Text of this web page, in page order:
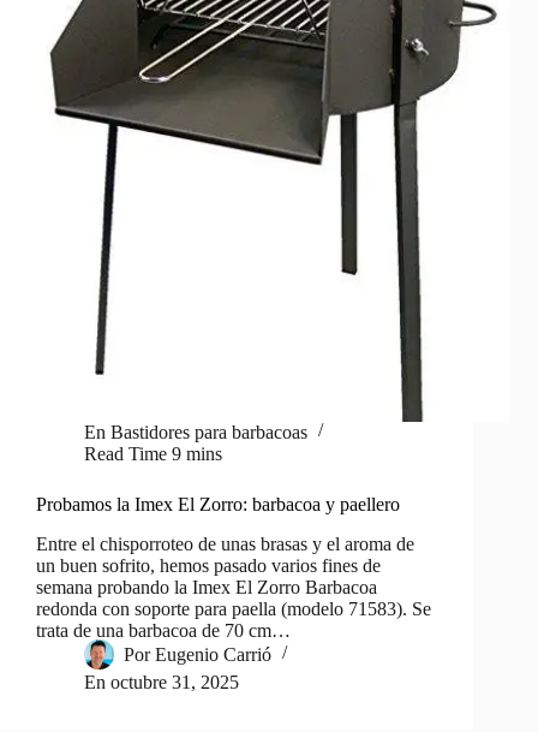
En Bastidores para barbacoas
Read Time 9 mins
Probamos la Imex El Zorro: barbacoa y paellero
Entre el chisporroteo de unas brasas y el aroma de
un buen sofrito, hemos pasado varios fines de
semana probando la Imex El Zorro Barbacoa
redonda con soporte para paella (modelo 71583). Se
trata de una barbacoa de 70 cm…
Por Eugenio Carrió
En octubre 31, 2025